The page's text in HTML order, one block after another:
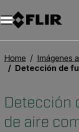
Unread
Modelo
Eliminar
artículos
artículo
Añadir al carro
Añadido al carro
Home
Imágenes
Detección de fugas en sistemas de aire comprimido: Un caso
Detección
de aire